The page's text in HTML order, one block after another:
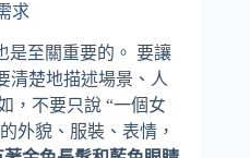
求
是至關重要的。 要讓
清楚地描述場景、人
，不要只說 “一個女
外貌、服裝、表情，